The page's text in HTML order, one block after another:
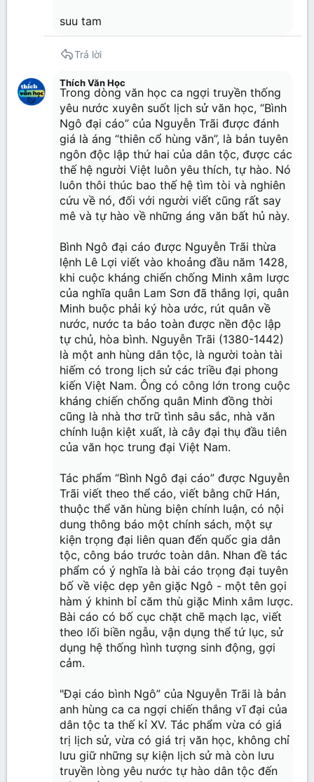
suu tam
Trả lời
Thích Văn Học
Trong dòng văn học ca ngợi truyền thống
yêu nước xuyên suốt lịch sử văn học, “Bình
Ngô đại cáo” của Nguyễn Trãi được đánh
giá là áng “thiên cổ hùng văn”, là bản tuyên
ngôn độc lập thứ hai của dân tộc, được các
thế hệ người Việt luôn yêu thích, tự hào. Nó
luôn thôi thúc bao thế hệ tìm tòi và nghiên
cứu về nó, đối với người viết cũng rất say
mê và tự hào về những áng văn bất hủ này.
Bình Ngô đại cáo được Nguyễn Trãi thừa
lệnh Lê Lợi viết vào khoảng đầu năm 1428,
khi cuộc kháng chiến chống Minh xâm lược
của nghĩa quân Lam Sơn đã thắng lợi, quân
Minh buộc phải ký hòa ước, rút quân về
nước, nước ta bảo toàn được nền độc lập
tự chủ, hòa bình. Nguyễn Trãi (1380-1442)
là một anh hùng dân tộc, là người toàn tài
hiếm có trong lịch sử các triều đại phong
kiến Việt Nam. Ông có công lớn trong cuộc
kháng chiến chống quân Minh đồng thời
cũng là nhà thơ trữ tình sâu sắc, nhà văn
chính luận kiệt xuất, là cây đại thụ đầu tiên
của văn học trung đại Việt Nam.
Tác phẩm “Bình Ngô đại cáo” được Nguyễn
Trãi viết theo thể cáo, viết bằng chữ Hán,
thuộc thể văn hùng biện chính luận, có nội
dung thông báo một chính sách, một sự
kiện trọng đại liên quan đến quốc gia dân
tộc, công báo trước toàn dân. Nhan đề tác
phẩm có ý nghĩa là bài cáo trọng đại tuyên
bố về việc dẹp yên giặc Ngô - một tên gọi
hàm ý khinh bỉ căm thù giặc Minh xâm lược.
Bài cáo có bố cục chặt chẽ mạch lạc, viết
theo lối biền ngẫu, vận dụng thể tứ lục, sử
dụng hệ thống hình tượng sinh động, gợi
cảm.
"Đại cáo bình Ngô” của Nguyễn Trãi là bản
anh hùng ca ca ngợi chiến thắng vĩ đại của
dân tộc ta thế kỉ XV. Tác phẩm vừa có giá
trị lịch sử, vừa có giá trị văn học, không chỉ
lưu giữ những sự kiện lịch sử mà còn lưu
truyền lòng yêu nước tự hào dân tộc đến